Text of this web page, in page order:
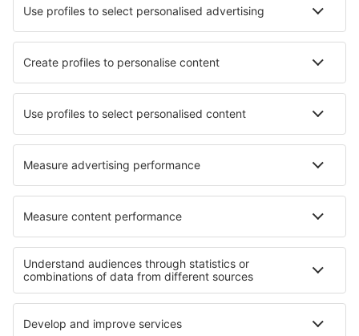
Aplicación móvil
Aerolíneas
Ryanair
Vueling
Iberia
Air Europa
Wizz Air
Sobre eSky
Términos y condiciones
Mis reservas
Política de privacidad
Asistencia y contacto